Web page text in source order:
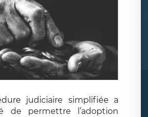
judiciaire simplifiée a
de permettre l’adoption